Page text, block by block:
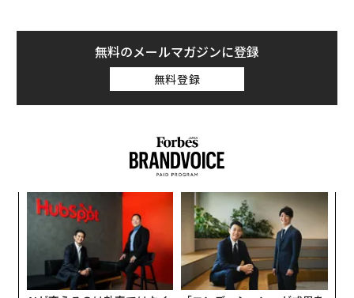
る。法律専門家は、トランプ政権による「ジョーボーニ
ング」（公的立場を利用した圧力）が背景にある可能性
を指摘し、「言論の自由」の侵害が疑われている。
放送停止の決定とFCCによる発言のタイミング
ディズニー傘下のABCは9月17日、キンメルの番組を
「無期限」で停止にすると発表した。この決定は、ABC
系列局を保有するネクスター・メディア・グループが、
15日のキンメルによるカークの死とその反応に関するコ
メントを理由に同番組を放送枠から外すと表明した後に
下された。ネクスターは現在、競合のテグナの買収を計
画しており、その完了にはトランプ政権の連邦通信委員
無料のメールマガジンに登録
無料登録